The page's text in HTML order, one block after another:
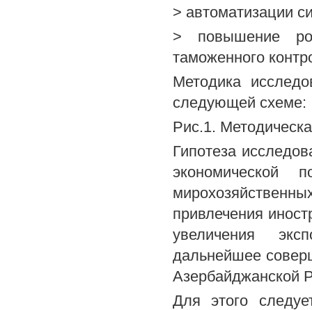
> автоматизации
> повышение
таможенного
Методика
следующей схеме:
Рис.1.
Гипотеза
экономической
привлечения
увеличения
дальнейшее
Азербайджанской
Для этого